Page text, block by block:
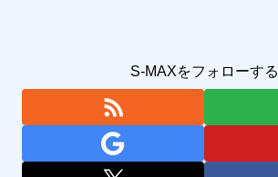
S-MAXをフォローする